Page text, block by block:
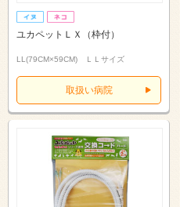
ユカペットＬＸ（枠付）
LL(79CM×59CM) ＬＬサイズ
取扱い病院